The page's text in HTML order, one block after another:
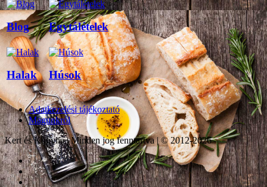
Blog Egytálételek
Halak Húsok
Adatkezelési tájékoztató
Magunkról
Kert és Konyha | Minden jog fenntartva | © 2012-2026